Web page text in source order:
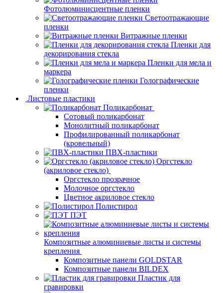
Фотолюминисцентные пленки
Светоотражающие
пленки
Витражные пленки
Пленки для
декорирования стекла
Пленки для мела и
маркера
Голографические
пленки
Листовые пластики
Поликарбонат
Сотовый поликарбонат
Монолитный поликарбонат
Профилированный поликарбонат
(кровельный)
ПВХ-пластики
Оргстекло
(акриловое стекло)
Оргстекло прозрачное
Молочное оргстекло
Цветное акриловое стекло
Полистирол
ПЭТ
Композитные алюминиевые листы и системы
крепления
Композитные панели GOLDSTAR
Композитные панели BILDEX
Пластик для
гравировки